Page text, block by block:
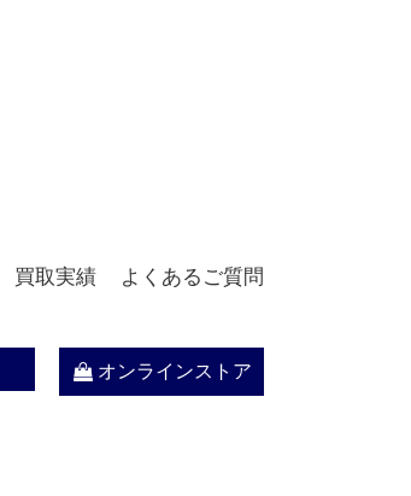
買取実績 よくあるご質問
オンラインストア